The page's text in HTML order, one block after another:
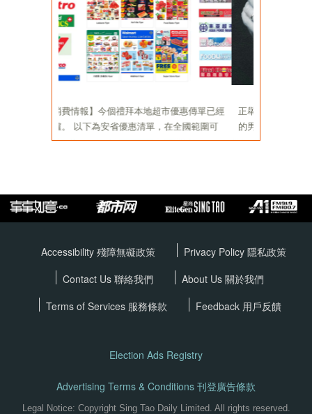
Accessibility 殘障無礙政策 Privacy Policy 隱私政策
Contact Us 聯絡我們
About Us 關於我們
Terms of Services 服務條款 Feedback 用戶反饋
Election Ads Registry
Advertising Terms & Conditions 刊登廣告條款
Legal Notice: Copyright Sing Tao Daily Limited. All rights reserved.